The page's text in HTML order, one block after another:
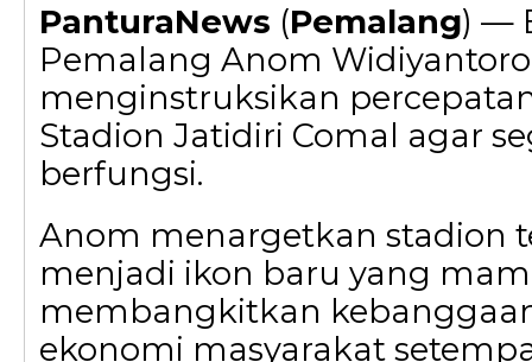
PanturaNews (Pemalang) —
Pemalang Anom Widiyantoro
menginstruksikan
Stadion Jatidiri Comal agar
berfungsi.
Anom menargetkan stadion
menjadi ikon baru yang
membangkitkan
ekonomi masyarakat